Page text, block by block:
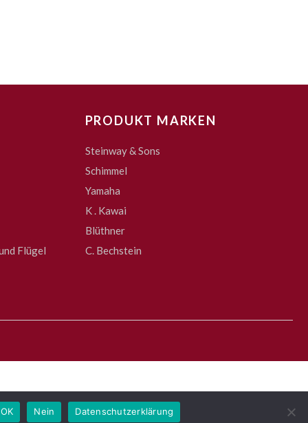
Flügel
PRODUKT MARKEN
Steinway & Sons
Schimmel
Yamaha
K . Kawai
Blüthner
C. Bechstein
OK Nein Datenschutzerklärung